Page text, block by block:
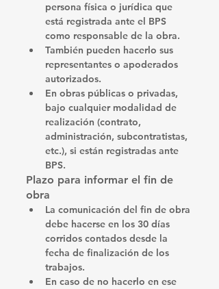
persona física o jurídica que
está registrada ante el BPS
como responsable de la obra.
También pueden hacerlo sus
representantes o apoderados
autorizados.
En obras públicas o privadas,
bajo cualquier modalidad de
realización (contrato,
administración, subcontratistas,
etc.), si están registradas ante
BPS.
Plazo para informar el fin de
obra
La comunicación del fin de obra
debe hacerse en los 30 días
corridos contados desde la
fecha de finalización de los
trabajos.
En caso de no hacerlo en ese